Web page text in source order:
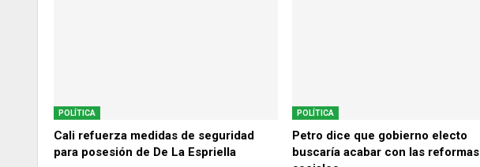
POLÍTICA
Cali refuerza medidas de seguridad
para posesión de De La Espriella
POLÍTICA
Petro dice que gobierno electo
buscaría acabar con las reformas